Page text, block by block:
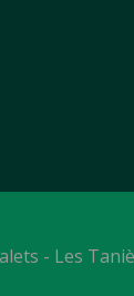
- Les